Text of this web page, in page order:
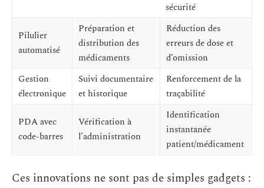
sécurité
Pilulier
automatisé
Préparation et
distribution des
médicaments
Réduction des
erreurs de dose et
d’omission
Gestion
électronique
Suivi documentaire
et historique
Renforcement de la
traçabilité
PDA avec
code-barres
Vérification à
l’administration
Identification
instantanée
patient/médicament
Ces innovations ne sont pas de simples gadgets :